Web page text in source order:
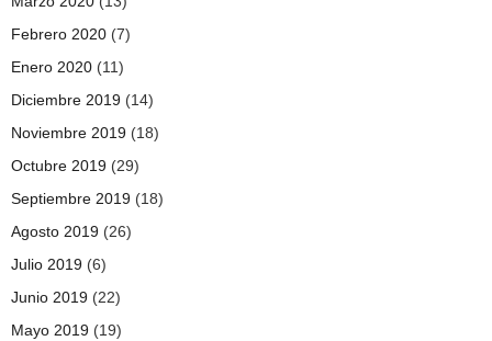
Febrero 2020 (7)
Enero 2020 (11)
Diciembre 2019 (14)
Noviembre 2019 (18)
Octubre 2019 (29)
Septiembre 2019 (18)
Agosto 2019 (26)
Julio 2019 (6)
Junio 2019 (22)
Mayo 2019 (19)